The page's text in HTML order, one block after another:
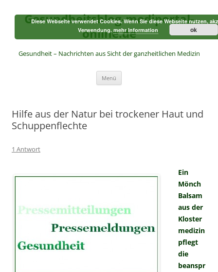
springen
Gesundheitsblog-mediportal-
online.de
Gesundheit – Nachrichten aus Sicht der ganzheitlichen Medizin
Menü
Hilfe aus der Natur bei trockener Haut und
Schuppenflechte
1 Antwort
Ein
Mönch
Balsam
aus der
Kloster
medizin
pflegt
die
beanspr
Diese Webseite verwendet Cookies. Wenn Sie diese Webseite nutzen,
Verwendung. mehr Information ok